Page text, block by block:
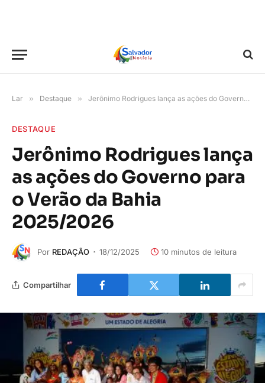
Lar » Destaque » Jerônimo Rodrigues lança as ações do Governo para o Verão da Bahia 2025/2026
DESTAQUE
Jerônimo Rodrigues lança
as ações do Governo para
o Verão da Bahia
2025/2026
Por REDAÇÃO 18/12/2025 10 minutos de leitura
Compartilhar